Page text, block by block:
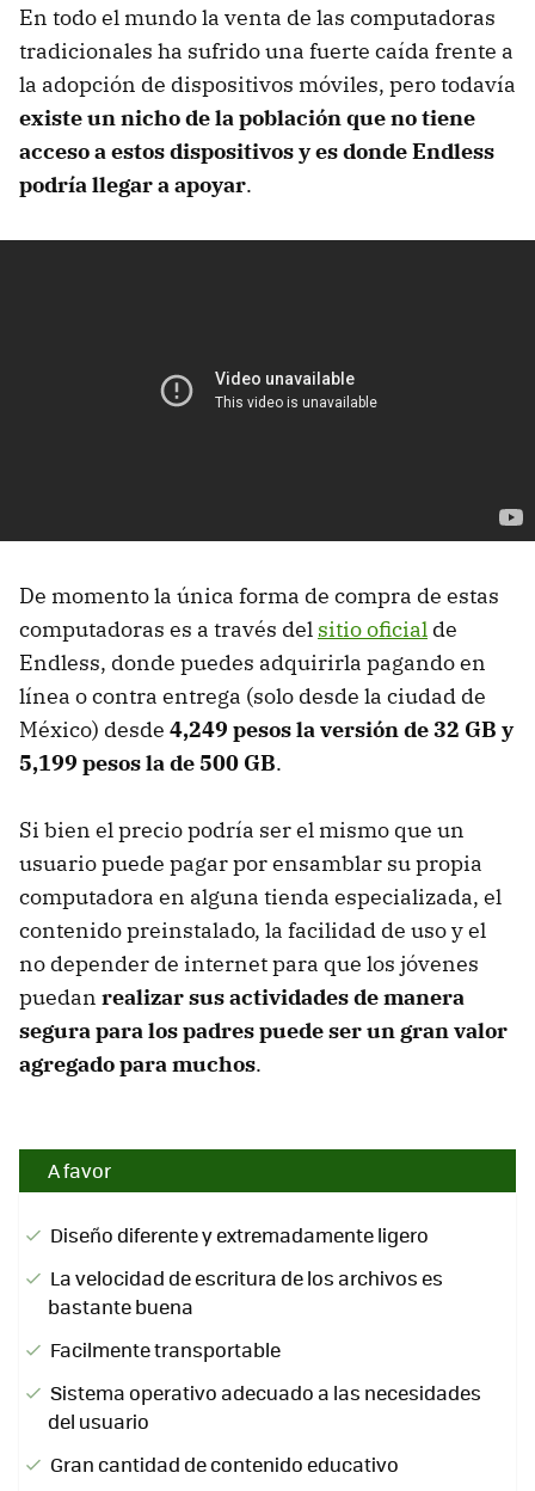
En todo el mundo la venta de las computadoras
tradicionales ha sufrido una fuerte caída frente a
la adopción de dispositivos móviles, pero todavía
existe un nicho de la población que no tiene
acceso a estos dispositivos y es donde Endless
podría llegar a apoyar.
De momento la única forma de compra de estas
computadoras es a través del sitio oficial de
Endless, donde puedes adquirirla pagando en
línea o contra entrega (solo desde la ciudad de
México) desde 4,249 pesos la versión de 32 GB y
5,199 pesos la de 500 GB.
Si bien el precio podría ser el mismo que un
usuario puede pagar por ensamblar su propia
computadora en alguna tienda especializada, el
contenido preinstalado, la facilidad de uso y el
no depender de internet para que los jóvenes
puedan realizar sus actividades de manera
segura para los padres puede ser un gran valor
agregado para muchos.
A favor
Diseño diferente y extremadamente ligero
La velocidad de escritura de los archivos es
bastante buena
Facilmente transportable
Sistema operativo adecuado a las necesidades
del usuario
Gran cantidad de contenido educativo